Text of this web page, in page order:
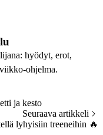
hyödyt, erot,
ohjelma.
ja kesto
Seuraava artikkeli
lyhyisiin treeneihin 🔥